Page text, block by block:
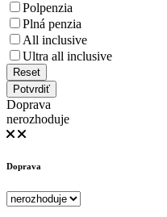
Polpenzia
Plná penzia
All inclusive
Ultra all inclusive
Reset
Potvrdiť
Doprava
nerozhoduje
Doprava